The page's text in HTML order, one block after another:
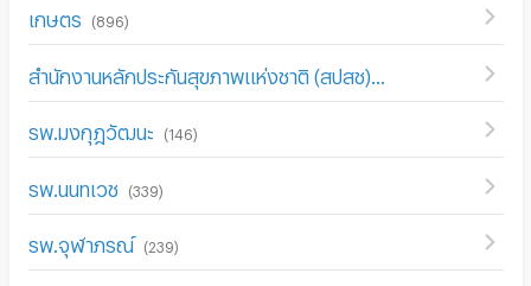
เกษตร (896)
รพ.มงกุฎวัฒนะ (146)
รพ.นนทเวช (339)
รพ.จุฬาภรณ์ (239)